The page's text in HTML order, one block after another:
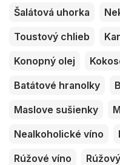
Šalátová uhorka
Toustový chlieb
Konopný olej
Batátové hranolky
Maslove sušienky
Nealkoholické víno
Rúžové víno